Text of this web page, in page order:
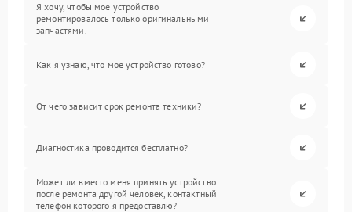
Я хочу, чтобы мое устройство
ремонтировалось только оригинальными
запчастями.
Как я узнаю, что мое устройство готово?
От чего зависит срок ремонта техники?
Диагностика проводится бесплатно?
Может ли вместо меня принять устройство
после ремонта другой человек, контактный
телефон которого я предоставлю?